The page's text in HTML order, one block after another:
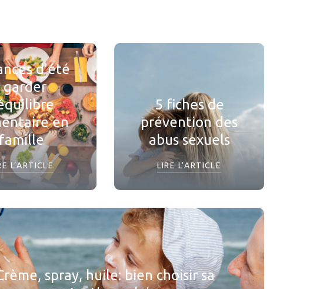
d’été
garder
en
famille
L’ARTICLE
5 fiches de
prévention des
abus sexuels
LIRE L’ARTICLE
spray, huile: bien choisir sa